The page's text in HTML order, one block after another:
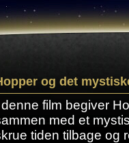
og det
denne film begiver
med et
tiden tilbage og